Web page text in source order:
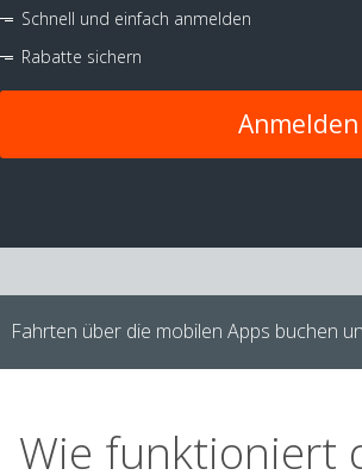
Schnell und einfach anmelden
Rabatte sichern
Anmelden
Fahrten über die mobilen Apps buchen
Wie funktioniert